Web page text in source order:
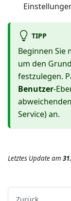
TIPP
Beginnen Sie
um den
festzulegen.
Benutzer-
Service) an.
Letztes Updateam
Zurück